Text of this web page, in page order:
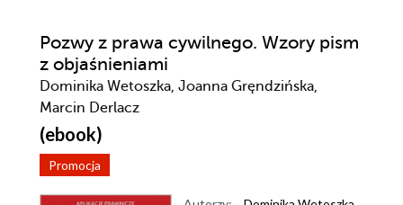
Pozwy z prawa cywilnego. Wzory pism
z objaśnieniami
Dominika Wetoszka, Joanna Gręndzińska,
Marcin Derlacz
(ebook)
Promocja